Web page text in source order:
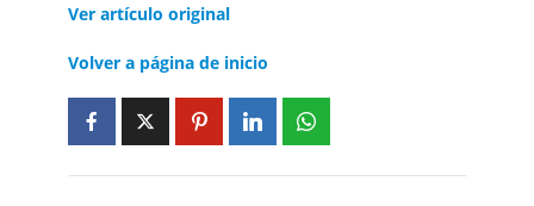
Ver artículo original
Volver a página de inicio